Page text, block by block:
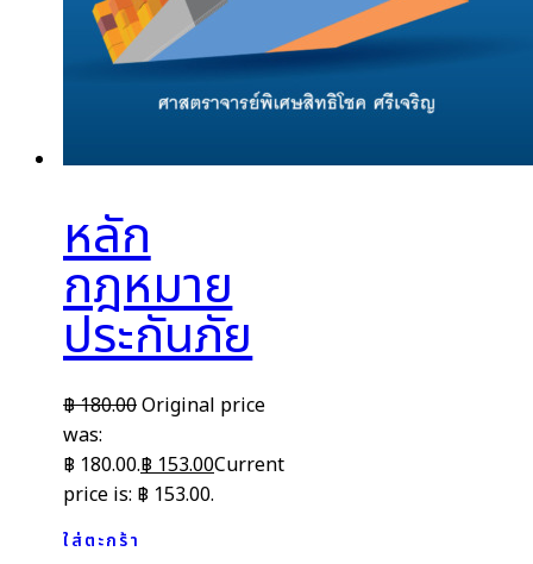
หลัก
กฎหมาย
ประกันภัย
฿180.00Original price
was:
฿ 180.00.฿ 153.00Current
price is: ฿ 153.00.
ใส่ตะกร้า